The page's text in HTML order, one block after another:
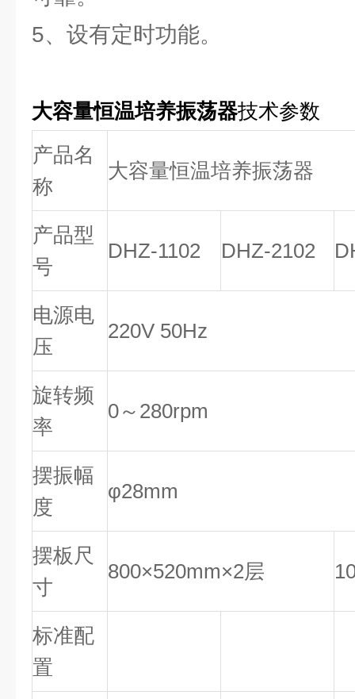
5、设有定时功能。
大容量恒温培养振荡器技术参数
产品名
称
大容量恒温培养振荡器
产品型
号
DHZ-1102 DHZ-2102
电源电
压
220V 50Hz
旋转频
率
0～280rpm
摆振幅
度
φ28mm
摆板尺
寸
800×520mm×2层
标准配
置